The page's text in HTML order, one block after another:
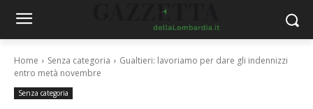
Home Senza categoria
Gualtieri: lavoriamo per dare gli indennizzi
entro metà novembre
Senza categoria